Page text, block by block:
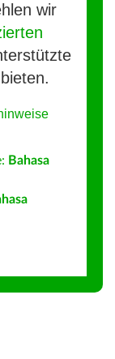
wir
Bahasa